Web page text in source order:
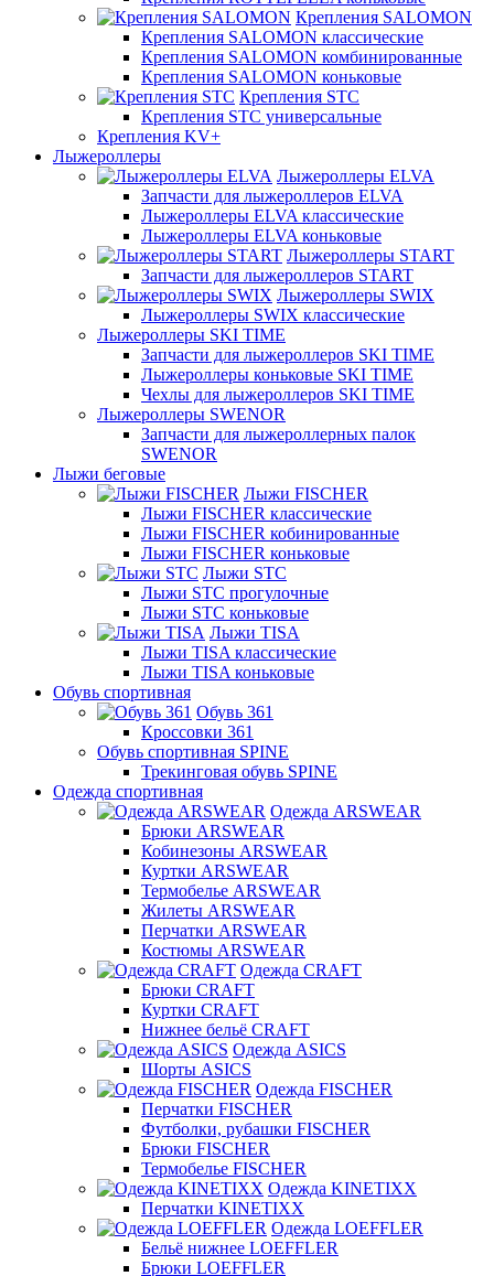
Крепления SALOMON
Крепления SALOMON классические
Крепления SALOMON комбинированные
Крепления SALOMON коньковые
Крепления STC
Крепления STC универсальные
Крепления KV+
Лыжероллеры
Лыжероллеры ELVA
Запчасти для лыжероллеров ELVA
Лыжероллеры ELVA классические
Лыжероллеры ELVA коньковые
Лыжероллеры START
Запчасти для лыжероллеров START
Лыжероллеры SWIX
Лыжероллеры SWIX классические
Лыжероллеры SKI TIME
Запчасти для лыжероллеров SKI TIME
Лыжероллеры коньковые SKI TIME
Чехлы для лыжероллеров SKI TIME
Лыжероллеры SWENOR
Запчасти для лыжероллерных палок
SWENOR
Лыжи беговые
Лыжи FISCHER
Лыжи FISCHER классические
Лыжи FISCHER кобинированные
Лыжи FISCHER коньковые
Лыжи STC
Лыжи STC прогулочные
Лыжи STC коньковые
Лыжи TISA
Лыжи TISA классические
Лыжи TISA коньковые
Обувь спортивная
Обувь 361
Кроссовки 361
Обувь спортивная SPINE
Трекинговая обувь SPINE
Одежда спортивная
Одежда ARSWEAR
Брюки ARSWEAR
Кобинезоны ARSWEAR
Куртки ARSWEAR
Термобелье ARSWEAR
Жилеты ARSWEAR
Перчатки ARSWEAR
Костюмы ARSWEAR
Одежда CRAFT
Брюки CRAFT
Куртки CRAFT
Нижнее бельё CRAFT
Одежда ASICS
Шорты ASICS
Одежда FISCHER
Перчатки FISCHER
Футболки, рубашки FISCHER
Брюки FISCHER
Термобелье FISCHER
Одежда KINETIXX
Перчатки KINETIXX
Одежда LOEFFLER
Бельё нижнее LOEFFLER
Брюки LOEFFLER